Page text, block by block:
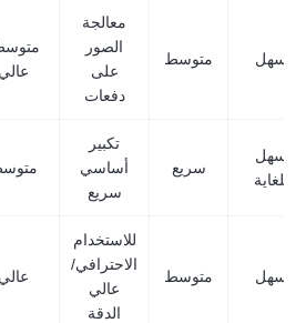
عالي
معالجة
الصور
على
دفعات
متوسط سهل
تكبير
أساسي
سريع
سريع
سهل
للغاية
عالي
للاستخدام
الاحترافي/
عالي
الدقة
متوسط سهل